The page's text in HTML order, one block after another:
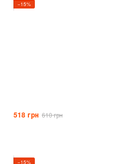
−15%
518 грн 610 грн
−15%